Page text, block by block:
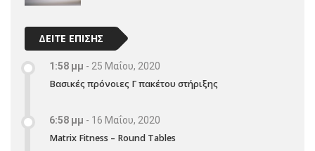
ΔΕΙΤΕ ΕΠΙΣΗΣ
1:58 μμ - 25 Μαΐου, 2020
Βασικές πρόνοιες Γ πακέτου στήριξης
6:58 μμ - 16 Μαΐου, 2020
Matrix Fitness – Round Tables